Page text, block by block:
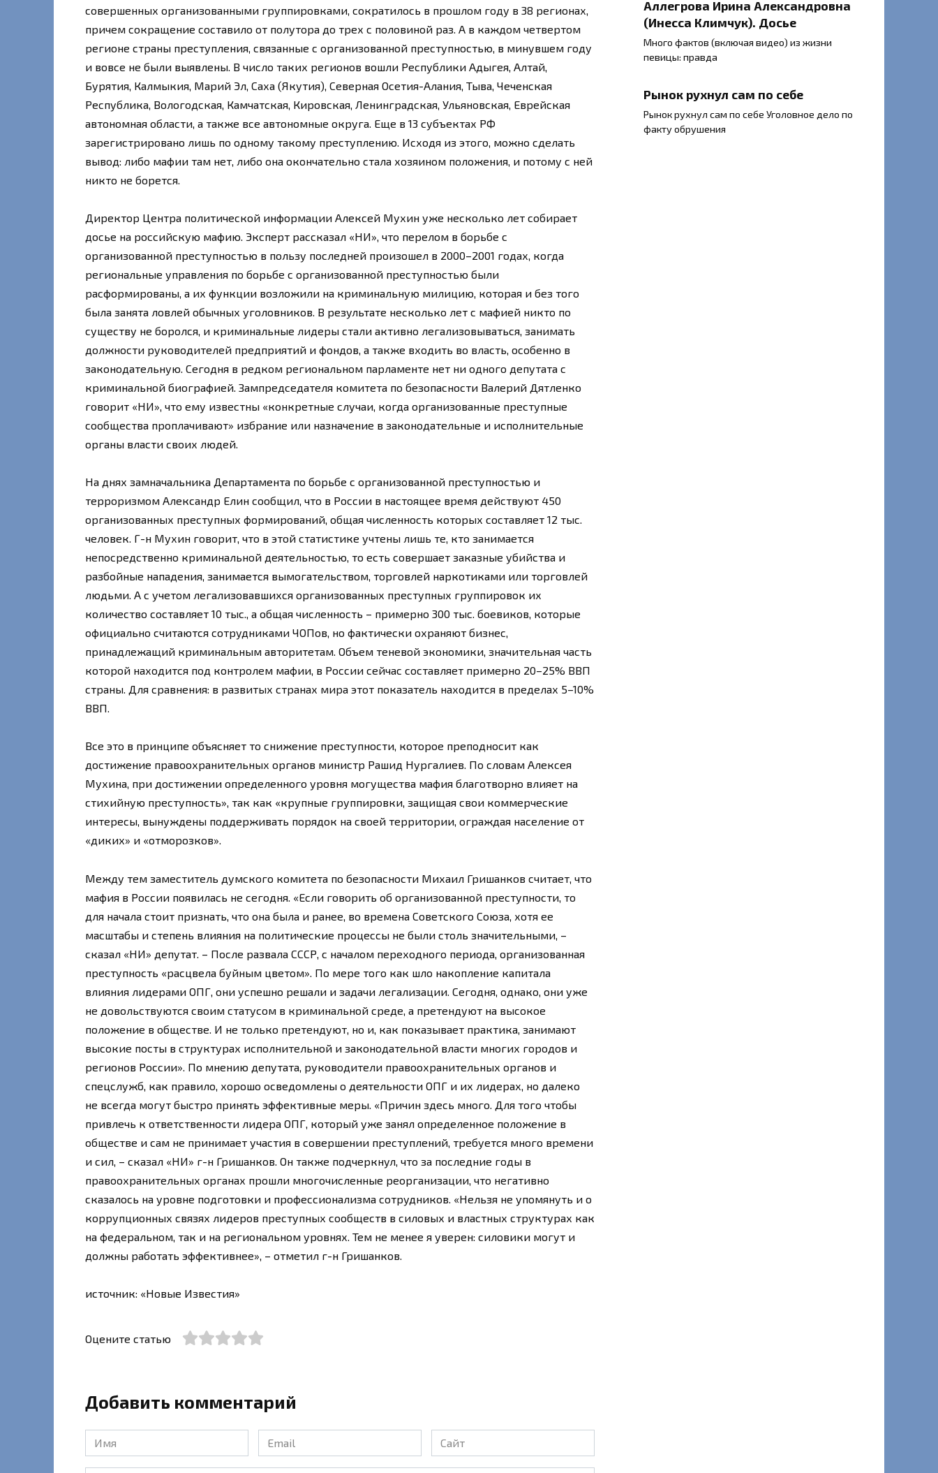
совершенных организованными группировками, сократилось в прошлом году в 38 регионах,
причем сокращение составило от полутора до трех с половиной раз. А в каждом четвертом
регионе страны преступления, связанные с организованной преступностью, в минувшем году
и вовсе не были выявлены. В число таких регионов вошли Республики Адыгея, Алтай,
Бурятия, Калмыкия, Марий Эл, Саха (Якутия), Северная Осетия-Алания, Тыва, Чеченская
Республика, Вологодская, Камчатская, Кировская, Ленинградская, Ульяновская, Еврейская
автономная области, а также все автономные округа. Еще в 13 субъектах РФ
зарегистрировано лишь по одному такому преступлению. Исходя из этого, можно сделать
вывод: либо мафии там нет, либо она окончательно стала хозяином положения, и потому с ней
никто не борется.
Директор Центра политической информации Алексей Мухин уже несколько лет собирает
досье на российскую мафию. Эксперт рассказал «НИ», что перелом в борьбе с
организованной преступностью в пользу последней произошел в 2000–2001 годах, когда
региональные управления по борьбе с организованной преступностью были
расформированы, а их функции возложили на криминальную милицию, которая и без того
была занята ловлей обычных уголовников. В результате несколько лет с мафией никто по
существу не боролся, и криминальные лидеры стали активно легализовываться, занимать
должности руководителей предприятий и фондов, а также входить во власть, особенно в
законодательную. Сегодня в редком региональном парламенте нет ни одного депутата с
криминальной биографией. Зампредседателя комитета по безопасности Валерий Дятленко
говорит «НИ», что ему известны «конкретные случаи, когда организованные преступные
сообщества проплачивают» избрание или назначение в законодательные и исполнительные
органы власти своих людей.
На днях замначальника Департамента по борьбе с организованной преступностью и
терроризмом Александр Елин сообщил, что в России в настоящее время действуют 450
организованных преступных формирований, общая численность которых составляет 12 тыс.
человек. Г-н Мухин говорит, что в этой статистике учтены лишь те, кто занимается
непосредственно криминальной деятельностью, то есть совершает заказные убийства и
разбойные нападения, занимается вымогательством, торговлей наркотиками или торговлей
людьми. А с учетом легализовавшихся организованных преступных группировок их
количество составляет 10 тыс., а общая численность – примерно 300 тыс. боевиков, которые
официально считаются сотрудниками ЧОПов, но фактически охраняют бизнес,
принадлежащий криминальным авторитетам. Объем теневой экономики, значительная часть
которой находится под контролем мафии, в России сейчас составляет примерно 20–25% ВВП
страны. Для сравнения: в развитых странах мира этот показатель находится в пределах 5–10%
ВВП.
Все это в принципе объясняет то снижение преступности, которое преподносит как
достижение правоохранительных органов министр Рашид Нургалиев. По словам Алексея
Мухина, при достижении определенного уровня могущества мафия благотворно влияет на
стихийную преступность», так как «крупные группировки, защищая свои коммерческие
интересы, вынуждены поддерживать порядок на своей территории, ограждая население от
«диких» и «отморозков».
Между тем заместитель думского комитета по безопасности Михаил Гришанков считает, что
мафия в России появилась не сегодня. «Если говорить об организованной преступности, то
для начала стоит признать, что она была и ранее, во времена Советского Союза, хотя ее
масштабы и степень влияния на политические процессы не были столь значительными, –
сказал «НИ» депутат. – После развала СССР, с началом переходного периода, организованная
преступность «расцвела буйным цветом». По мере того как шло накопление капитала
влияния лидерами ОПГ, они успешно решали и задачи легализации. Сегодня, однако, они уже
не довольствуются своим статусом в криминальной среде, а претендуют на высокое
положение в обществе. И не только претендуют, но и, как показывает практика, занимают
высокие посты в структурах исполнительной и законодательной власти многих городов и
регионов России». По мнению депутата, руководители правоохранительных органов и
спецслужб, как правило, хорошо осведомлены о деятельности ОПГ и их лидерах, но далеко
не всегда могут быстро принять эффективные меры. «Причин здесь много. Для того чтобы
привлечь к ответственности лидера ОПГ, который уже занял определенное положение в
обществе и сам не принимает участия в совершении преступлений, требуется много времени
и сил, – сказал «НИ» г-н Гришанков. Он также подчеркнул, что за последние годы в
правоохранительных органах прошли многочисленные реорганизации, что негативно
сказалось на уровне подготовки и профессионализма сотрудников. «Нельзя не упомянуть и о
коррупционных связях лидеров преступных сообществ в силовых и властных структурах как
на федеральном, так и на региональном уровнях. Тем не менее я уверен: силовики могут и
должны работать эффективнее», – отметил г-н Гришанков.
источник: «Новые Известия»
Оцените статью
Добавить комментарий
Имя
*
Email
*
Сайт
Аллегрова Ирина Александровна
(Инесса Климчук). Досье
Много фактов (включая видео) из жизни
певицы: правда
Рынок рухнул сам по себе
Рынок рухнул сам по себе Уголовное дело по
факту обрушения